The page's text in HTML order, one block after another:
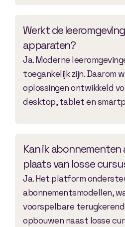
Werkt de
apparaten?
Ja. Moderne
toegankelijk zijn. Daarom
oplossingen ontwikkeld
desktop, tablet en
Kan ik abonnementen
plaats van losse
Ja. Het platform
abonnementsmodellen,
voorspelbare
opbouwen naast losse